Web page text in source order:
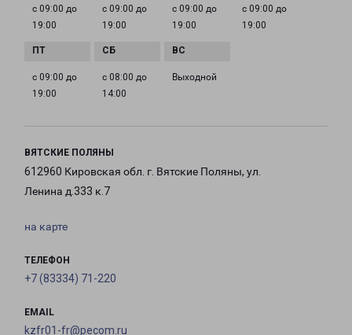
с 09:00 до
19:00
с 09:00 до
19:00
с 09:00 до
19:00
с 09:00 до
19:00
с 09:00 до
19:00
с 08:00 до
14:00
Выходной
ВЯТСКИЕ ПОЛЯНЫ
612960 Кировская обл. г. Вятские Поляны, ул.
Ленина д.333 к.7
на карте
ТЕЛЕФОН
+7 (83334) 71-220
EMAIL
kzfr01-fr@pecom.ru